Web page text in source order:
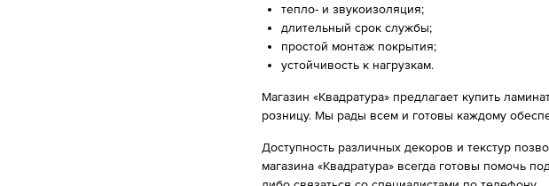
тепло- и звукоизоляция;
длительный срок службы;
простой монтаж покрытия;
устойчивость к нагрузкам.
Магазин «Квадратура» предлагает купить
розницу. Мы рады всем и готовы каждому
Доступность различных декоров и текстур
магазина «Квадратура» всегда готовы помочь